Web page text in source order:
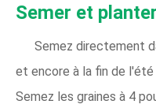
Semer et planter
Semez directement
et encore à la fin de
Semez les graines à 4